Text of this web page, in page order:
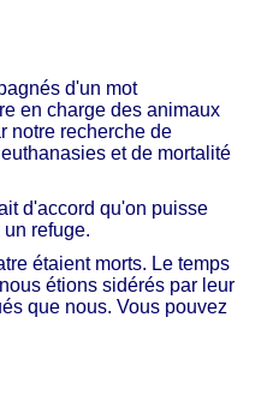
d'un mot
en charge des animaux
notre recherche de
et de mortalité
d'accord qu'on puisse
refuge.
étaient morts. Le temps
étions sidérés par leur
que nous. Vous pouvez